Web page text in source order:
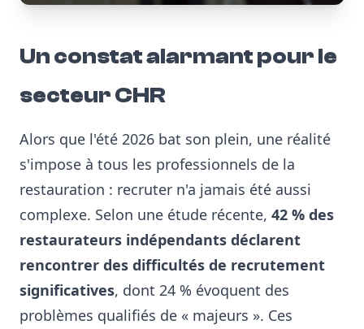
Un constat alarmant pour le
secteur CHR
Alors que l'été 2026 bat son plein, une réalité
s'impose à tous les professionnels de la
restauration : recruter n'a jamais été aussi
complexe. Selon une étude récente, 42 % des
restaurateurs indépendants déclarent
rencontrer des difficultés de recrutement
significatives, dont 24 % évoquent des
problèmes qualifiés de « majeurs ». Ces